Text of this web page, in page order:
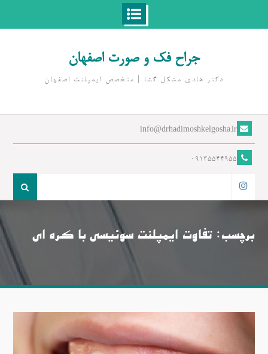
جراح فک و صورت اصفهان
دکتر هادی مشکل گشا | متخصص ايمپلنت اصفهان
info@drhadimoshkelgosha.ir
09135544955
برچسب: تفاوت ایمپلنت سوئیسی با کره ای